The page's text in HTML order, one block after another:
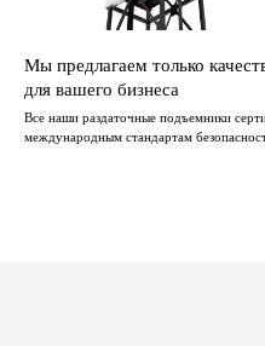
Мы предлагаем только
для вашего бизнеса
Все наши раздаточные подъемники
международным стандартам